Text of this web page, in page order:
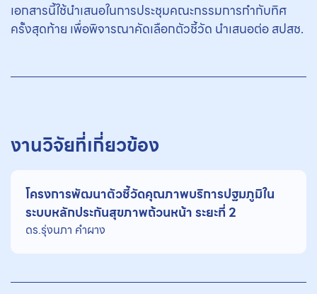
เอกสารนี้ใช้นำเสนอในการประชุมคณะกรรมการกำกับทิศ
ครั้งสุดท้าย เพื่อพิจารณาคัดเลือกตัวชี้วัด นำเสนอต่อ สปสช.
งานวิจัยที่เกี่ยวข้อง
โครงการพัฒนาตัวชี้วัดคุณภาพบริการปฐมภูมิใน
ระบบหลักประกันสุขภาพถ้วนหน้า ระยะที่ 2
ดร.รุ่งนภา คําผาง